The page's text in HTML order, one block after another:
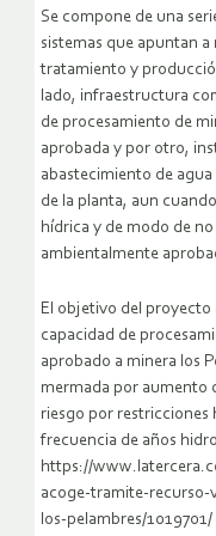
Se compone de una
sistemas que apuntan
tratamiento y
lado, infraestructura
de procesamiento de
aprobada y por otro,
abastecimiento de
de la planta, aun
hídrica y de modo de
ambientalmente
El objetivo del proyecto
capacidad de
aprobado a minera los
mermada por aumento
riesgo por restricciones
frecuencia de años
https://
acoge-tramite-recurso-
los-pelambres/1019701/